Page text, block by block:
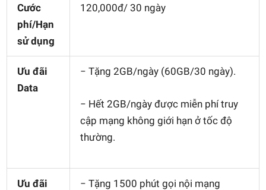
Cước
phí/Hạn
sử dụng
120,000đ/ 30 ngày
Ưu đãi
Data
− Tặng 2GB/ngày (60GB/30 ngày).
− Hết 2GB/ngày được miễn phí truy
cập mạng không giới hạn ở tốc độ
thường.
Ưu đãi
− Tặng 1500 phút gọi nội mạng